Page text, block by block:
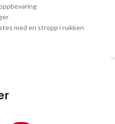
med en stropp i nakken